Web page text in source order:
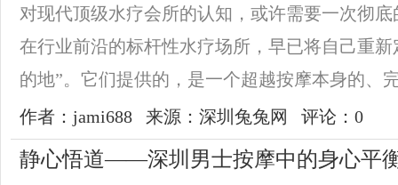
对现代顶级水疗会所的认知，或许需要一次彻
在行业前沿的标杆性水疗场所，早已将自己重
的地”。它们提供的，是一个超越按摩本身的、
作者：jami688
来源：深圳兔兔网 评论：0
静心悟道——深圳男士按摩中的身心平